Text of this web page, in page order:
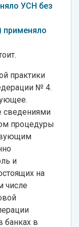
УСН без
применяло
практики
№ 4.
сведениями
процедуры
и
на
числе
банках в